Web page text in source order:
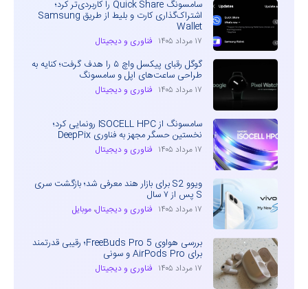
سامسونگ Quick Share را کاربردی‌تر کرد؛
اشتراک‌گذاری کارت و بلیط از طریق Samsung
Wallet
۱۷ مرداد ۱۴۰۵ فناوری و دیجیتال
گوگل رقبای پیکسل واچ ۵ را هدف گرفت؛ کنایه به
طراحی ساعت‌های اپل و سامسونگ
۱۷ مرداد ۱۴۰۵ فناوری و دیجیتال
سامسونگ از ISOCELL HPC رونمایی کرد؛
نخستین حسگر مجهز به فناوری DeepPix
۱۷ مرداد ۱۴۰۵ فناوری و دیجیتال
ویوو S2 برای بازار هند معرفی شد؛ بازگشت سری
S پس از ۷ سال
۱۷ مرداد ۱۴۰۵ فناوری و دیجیتال، موبایل
بررسی هواوی FreeBuds Pro 5؛ رقیبی قدرتمند
برای AirPods Pro و سونی
۱۷ مرداد ۱۴۰۵ فناوری و دیجیتال